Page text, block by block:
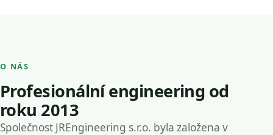
O NÁS
Profesionální engineering od
roku 2013
Společnost JREngineering s.r.o. byla založena v